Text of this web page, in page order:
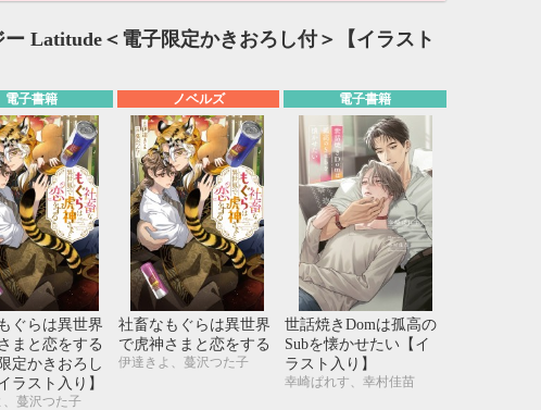
Latitude＜電子限定かきおろし付＞【イラスト
電子書籍
ぐらは異世界
まと恋をする
定かきおろし
ラスト入り】
、蔓沢つた子
ノベルズ
社畜なもぐらは異世界
で虎神さまと恋をする
伊達きよ、蔓沢つた子
電子書籍
世話焼きDomは孤高の
Subを懐かせたい【イ
ラスト入り】
幸崎ぱれす、幸村佳苗
10月
TUE WED THU FRI SAT
1 2
3
6 7 8 9
10
13 14 15 16
17
20 21 22 23
24
27 28 29 30 31